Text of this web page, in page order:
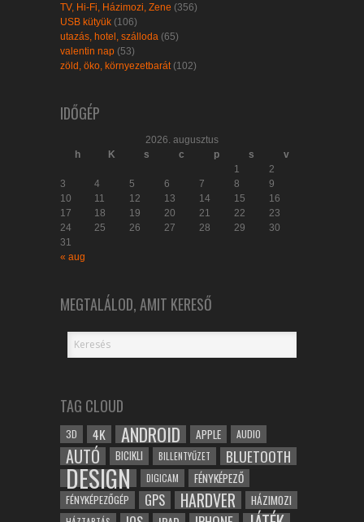
TV, Hi-Fi, Házimozi, Zene (356)
USB kütyük (106)
utazás, hotel, szálloda (65)
valentin nap (53)
zöld, öko, környezetbarát (102)
IDŐGÉP
2026. augusztus
h
K s c p s
v
1
2
3
4 5 6 7 8
9
10
11 12 13 14 15
16
17
18 19 20 21 22
23
24
25 26 27 28 29
30
31
« aug
MEGTALÁLOD, AMIT KERESŐ
TAG CLOUD
3D 4K ANDROID APPLE AUDIO
AUTÓ BICIKLI BILLENTYŰZET BLUETOOTH
DESIGN DIGICAM FÉNYKÉPEZŐ
FÉNYKÉPEZŐGÉP GPS HARDVER HÁZIMOZI